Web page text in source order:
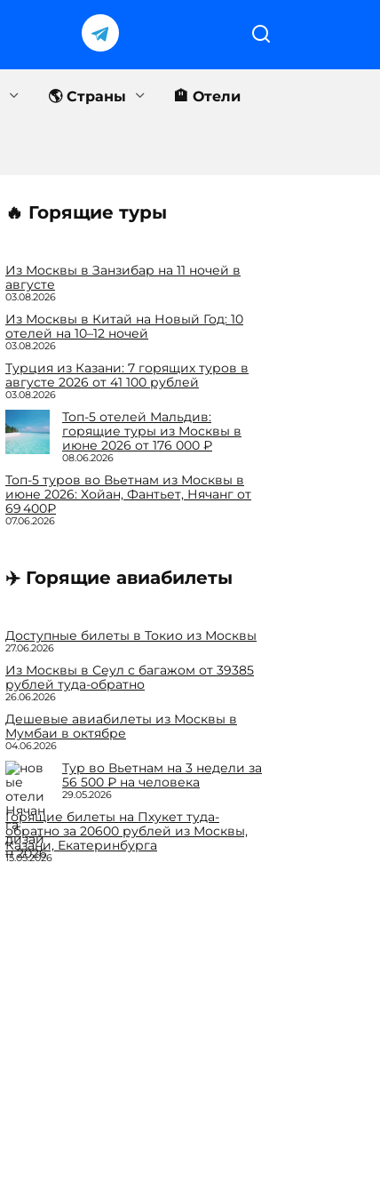
🌎 Страны 🏨 Отели
🔥 Горящие туры
Из Москвы в Занзибар на 11 ночей в
августе
03.08.2026
Из Москвы в Китай на Новый Год: 10
отелей на 10–12 ночей
03.08.2026
Турция из Казани: 7 горящих туров в
августе 2026 от 41 100 рублей
03.08.2026
Топ-5 отелей Мальдив:
горящие туры из Москвы в
июне 2026 от 176 000 ₽
08.06.2026
Топ-5 туров во Вьетнам из Москвы в
июне 2026: Хойан, Фантьет, Нячанг от
69 400₽
07.06.2026
✈️ Горящие авиабилеты
Доступные билеты в Токио из Москвы
27.06.2026
Из Москвы в Сеул с багажом от 39385
рублей туда-обратно
26.06.2026
Дешевые авиабилеты из Москвы в
Мумбаи в октябре
04.06.2026
Тур во Вьетнам на 3 недели за
56 500 ₽ на человека
29.05.2026
Горящие билеты на Пхукет туда-
обратно за 20600 рублей из Москвы,
Казани, Екатеринбурга
15.05.2026